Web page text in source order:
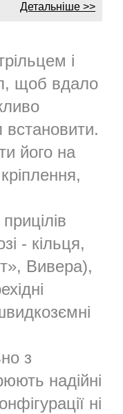
Детальніше >>
і
щоб вдало
встановити.
його на
- кільця,
Вивера),
з
надійні
ні